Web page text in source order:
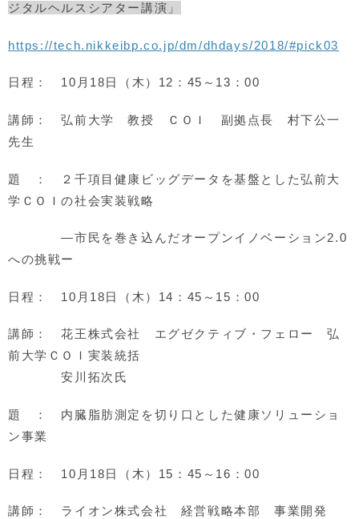
ジタルヘルスシアター講演」
https://tech.nikkeibp.co.jp/dm/dhdays/2018/#pick03
日程： 10月18日（木）12：45～13：00
講師： 弘前大学 教授 ＣＯＩ 副拠点長 村下公一
先生
題 ： ２千項目健康ビッグデータを基盤とした弘前大
学ＣＯＩの社会実装戦略
―市民を巻き込んだオープンイノベーション2.0
への挑戦ー
日程： 10月18日（木）14：45～15：00
講師： 花王株式会社 エグゼクティブ・フェロー 弘
前大学ＣＯＩ実装統括
安川拓次氏
題 ： 内臓脂肪測定を切り口とした健康ソリューショ
ン事業
日程： 10月18日（木）15：45～16：00
講師： ライオン株式会社 経営戦略本部 事業開発